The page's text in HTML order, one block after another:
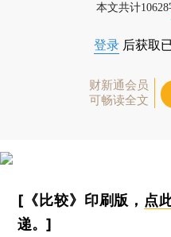
本文共计
登录 后获取
财新通会员
可畅读全文
[《比较》印刷版， 点
递。]